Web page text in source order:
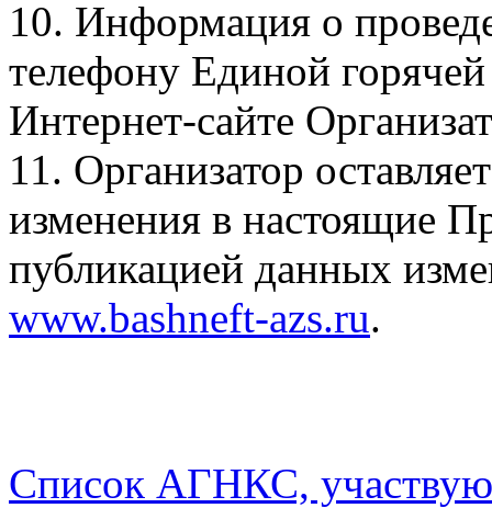
10. Информация о
телефону Единой
Интернет-сайте
11. Организатор
изменения в настоящие
публикацией данных
www.bashneft-azs.ru.
Список АГНКС,